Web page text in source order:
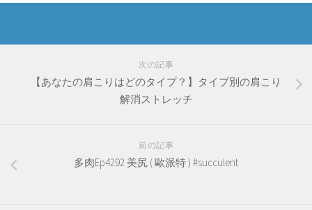
次の記事
【あなたの肩こりはどのタイプ？】タイプ別の肩こり
解消ストレッチ
前の記事
多肉Ep4292 美尻 ( 歐派特 ) #succulent